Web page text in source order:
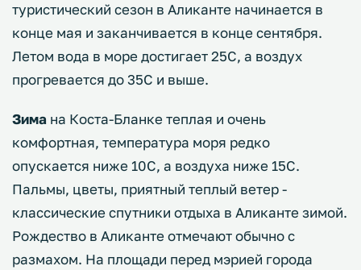
туристический сезон в Аликанте начинается в
конце мая и заканчивается в конце сентября.
Летом вода в море достигает 25С, а воздух
прогревается до 35С и выше.
Зима на Коста-Бланке теплая и очень
комфортная, температура моря редко
опускается ниже 10С, а воздуха ниже 15С.
Пальмы, цветы, приятный теплый ветер -
классические спутники отдыха в Аликанте зимой.
Рождество в Аликанте отмечают обычно с
размахом. На площади перед мэрией города